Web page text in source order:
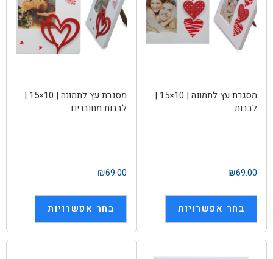
מסגרת עץ לתמונה | 10×15 |
לבבות
₪69.00
בחר אפשרויות
מסגרת עץ לתמונה | 10×15 |
לבבות מחוברים
₪69.00
בחר אפשרויות